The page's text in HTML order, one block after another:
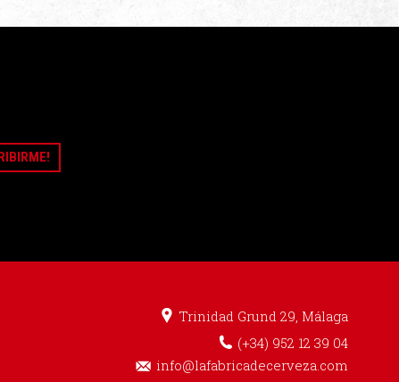
Trinidad Grund 29, Málaga
(+34) 952 12 39 04
info@lafabricadecerveza.com